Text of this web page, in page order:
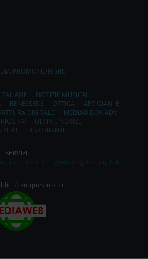
PROMOTION SRL
NOTIZIE MUSICALI
BENESSERE OTTICA
ARTIGIANI E
DIGITALE
MEDIADIBOX ADV
ULTIME NOTIZE
RISTORANTI
SERVIZI
contabile guida negozio digitale
su questo sito